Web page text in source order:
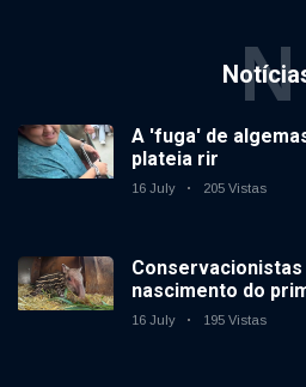
N
A 'fuga' de
plateia rir
16 July 205 Vistas
nascimento do
terras no
16 July 195 Vistas